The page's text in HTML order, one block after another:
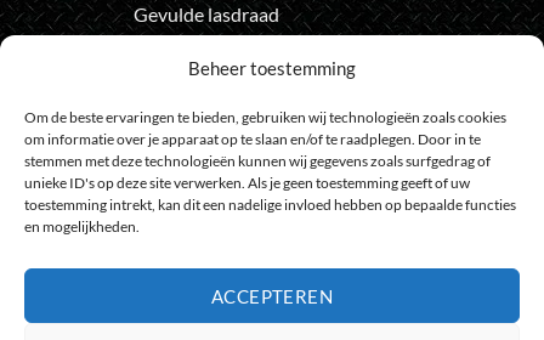
Beheer toestemming
Om de beste ervaringen te bieden, gebruiken wij technologieën zoals cookies
om informatie over je apparaat op te slaan en/of te raadplegen. Door in te
stemmen met deze technologieën kunnen wij gegevens zoals surfgedrag of
unieke ID's op deze site verwerken. Als je geen toestemming geeft of uw
toestemming intrekt, kan dit een nadelige invloed hebben op bepaalde functies
en mogelijkheden.
ACCEPTEREN
Gevulde lasdraad
Onze nieuwsbrief
Meld je aan voor de nieuwsbrief
en loop geen actie meer mis